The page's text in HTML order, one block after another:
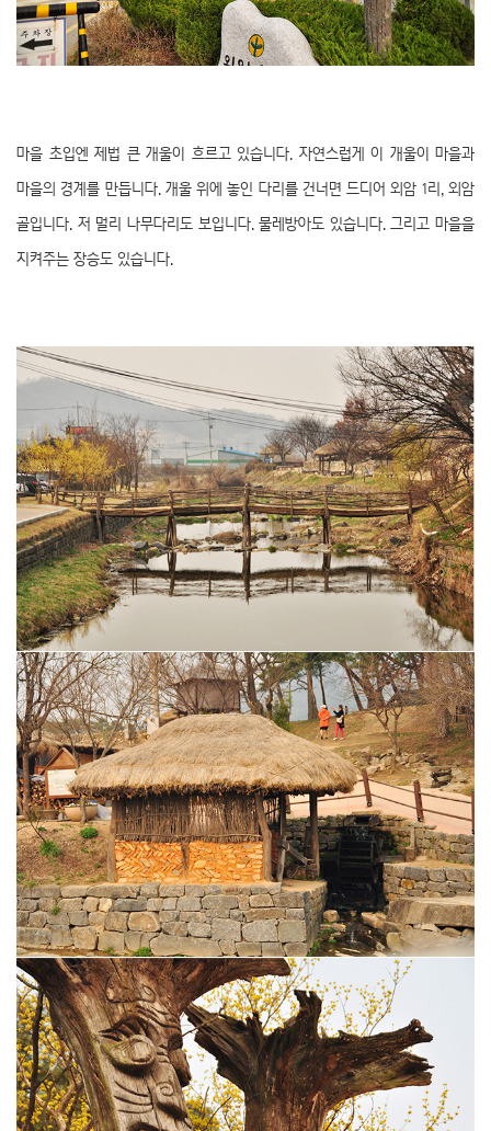
마을 초입엔 제법 큰 개울이 흐르고 있습니다. 자연스럽게 이 개울이 마을과
마을의 경계를 만듭니다. 개울 위에 놓인 다리를 건너면 드디어 외암 1리, 외암
골입니다. 저 멀리 나무다리도 보입니다. 물레방아도 있습니다. 그리고 마을을
지켜주는 장승도 있습니다.